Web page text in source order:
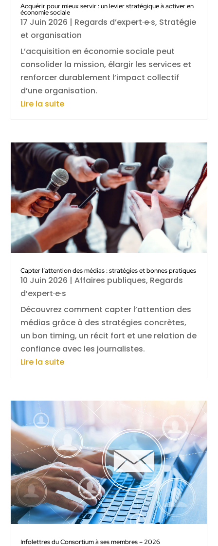
Acquérir pour mieux servir : un levier stratégique à activer en
économie sociale
17 Juin 2026 | Regards d’expert·e·s, Stratégie
et organisation
L’acquisition en économie sociale peut
consolider la mission, élargir les services et
renforcer durablement l’impact collectif
d’une organisation.
Lire la suite
Capter l’attention des médias : stratégies et bonnes pratiques
10 Juin 2026 |Affaires publiques, Regards
d’expert·e·s
Découvrez comment capter l’attention des
médias grâce à des stratégies concrètes,
un bon timing, un récit fort et une relation de
confiance avec les journalistes.
Lire la suite
Infolettres du Consortium à ses membres – 2026